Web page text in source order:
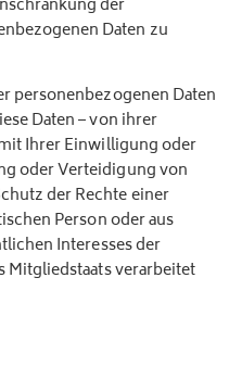
der
Daten zu
personenbezogenen Daten
Daten – von ihrer
Ihrer Einwilligung oder
oder Verteidigung von
der Rechte einer
Person oder aus
Interesses der
Mitgliedstaats verarbeitet